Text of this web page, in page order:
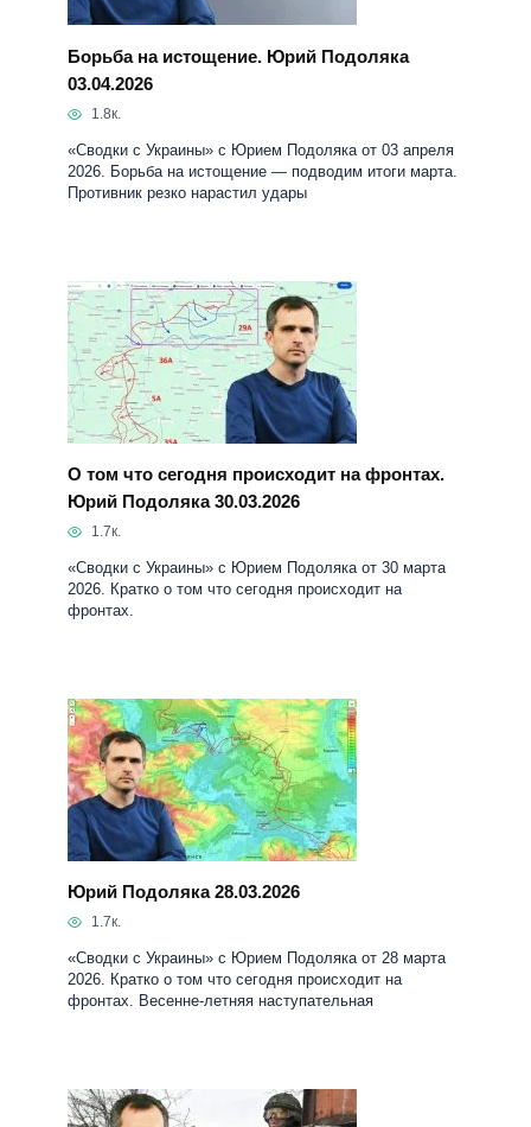
Борьба на истощение. Юрий Подоляка
03.04.2026
1.8к.
«Сводки с Украины» с Юрием Подоляка от 03 апреля
2026. Борьба на истощение — подводим итоги марта.
Противник резко нарастил удары
О том что сегодня происходит на фронтах.
Юрий Подоляка 30.03.2026
1.7к.
«Сводки с Украины» с Юрием Подоляка от 30 марта
2026. Кратко о том что сегодня происходит на
фронтах.
Юрий Подоляка 28.03.2026
1.7к.
«Сводки с Украины» с Юрием Подоляка от 28 марта
2026. Кратко о том что сегодня происходит на
фронтах. Весенне-летняя наступательная